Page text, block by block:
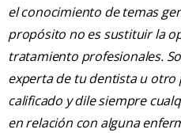
el conocimiento de temas
propósito no es sustituir la
tratamiento profesionales.
experta de tu dentista u otro
calificado y dile siempre
en relación con alguna